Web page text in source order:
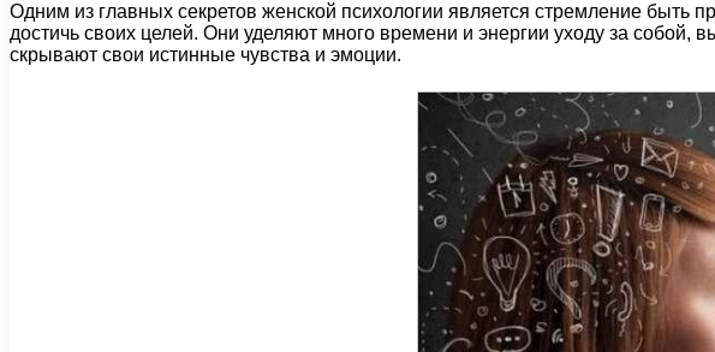
Одним из главных секретов женской психологии является стремление
достичь своих целей. Они уделяют много времени и энергии уходу за
скрывают свои истинные чувства и эмоции.